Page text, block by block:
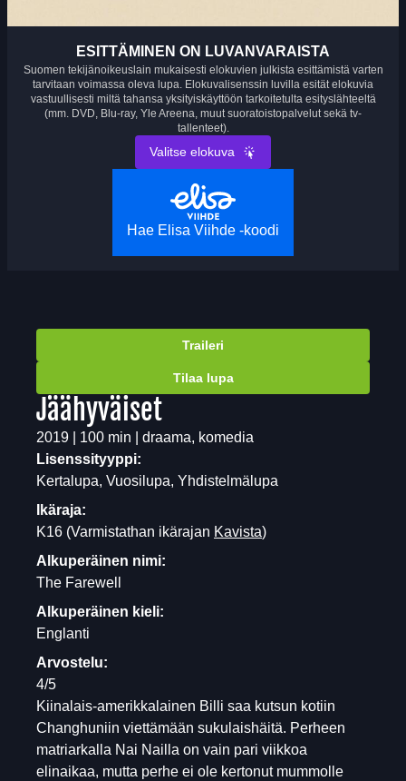
ESITTÄMINEN ON LUVANVARAISTA
Suomen tekijänoikeuslain mukaisesti elokuvien julkista esittämistä varten
tarvitaan voimassa oleva lupa. Elokuvalisenssin luvilla esität elokuvia
vastuullisesti miltä tahansa yksityiskäyttöön tarkoitetulta esityslähteeltä
(mm. DVD, Blu-ray, Yle Areena, muut suoratoistopalvelut sekä tv-
tallenteet).
Valitse elokuva
Hae Elisa Viihde -koodi
Traileri
Tilaa lupa
Jäähyväiset
2019 | 100 min | draama, komedia
Lisenssityyppi:
Kertalupa, Vuosilupa, Yhdistelmälupa
Ikäraja:
K16 (Varmistathan ikärajan Kavista)
Alkuperäinen nimi:
The Farewell
Alkuperäinen kieli:
Englanti
Arvostelu:
4/5
Kiinalais-amerikkalainen Billi saa kutsun kotiin
Changhuniin viettämään sukulaishäitä. Perheen
matriarkalla Nai Nailla on vain pari viikkoa
elinaikaa, mutta perhe ei ole kertonut mummolle